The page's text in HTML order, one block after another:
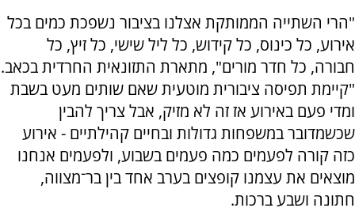
"הרי השתייה הממותקת אצלנו בציבור נשפכת כמים בכל
אירוע, כל כינוס, כל קידוש, כל ליל שישי, כל זיץ, כל
חבורה, כל חדר מורים", מתארת התזונאית החרדית בכאב.
"קיימת תפיסה ציבורית מוטעית שאם שותים מעט בשבת
ומדי פעם באירוע אז זה לא מזיק, אבל צריך להבין
שכשמדובר במשפחות גדולות ובחיים קהילתיים - אירוע
כזה קורה לפעמים כמה פעמים בשבוע, ולפעמים אנחנו
מוצאים את עצמנו קופצים בערב אחד בין בר־מצווה,
חתונה ושבע ברכות.